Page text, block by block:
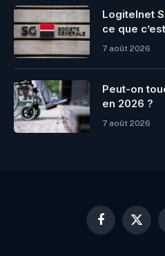
Logitelnet
ce que
7 août 2026
Peut-on
en 2026 ?
7 août 2026
Facebook
X